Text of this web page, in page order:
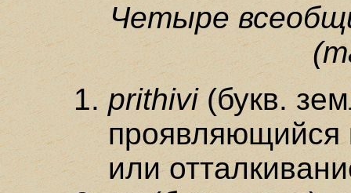
Четыре
prithivi(букв.
проявляющийся
или